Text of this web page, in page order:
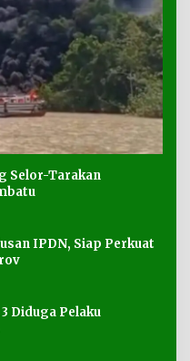
Selor-Tarakan
IPDN, Siap Perkuat
Diduga Pelaku